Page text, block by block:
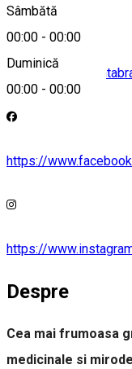
Sâmbătă
00:00 - 00:00
Duminică
00:00 - 00:00
https://
https://
https://
Despre
Cea mai frumoasa
medicinale si